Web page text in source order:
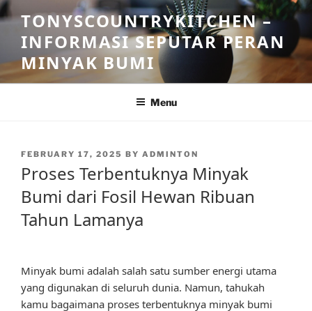
Skip
to
content
TONYSCOUNTRYKITCHEN –
INFORMASI SEPUTAR PERAN
MINYAK BUMI
Menu
POSTED
FEBRUARY 17, 2025 BY ADMINTON
Proses Terbentuknya Minyak
Bumi dari Fosil Hewan Ribuan
Tahun Lamanya
Minyak bumi adalah salah satu sumber energi utama
yang digunakan di seluruh dunia. Namun, tahukah
kamu bagaimana proses terbentuknya minyak bumi